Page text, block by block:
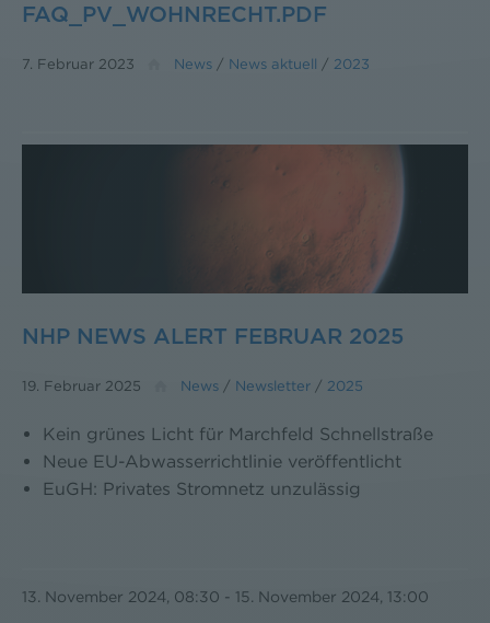
FAQ_PV_WOHNRECHT.PDF
7. Februar 2023 News / News aktuell / 2023
NHP NEWS ALERT FEBRUAR 2025
19. Februar 2025 News / Newsletter / 2025
Kein grünes Licht für Marchfeld Schnellstraße
Neue EU-Abwasserrichtlinie veröffentlicht
EuGH: Privates Stromnetz unzulässig
13. November 2024, 08:30 - 15. November 2024, 13:00